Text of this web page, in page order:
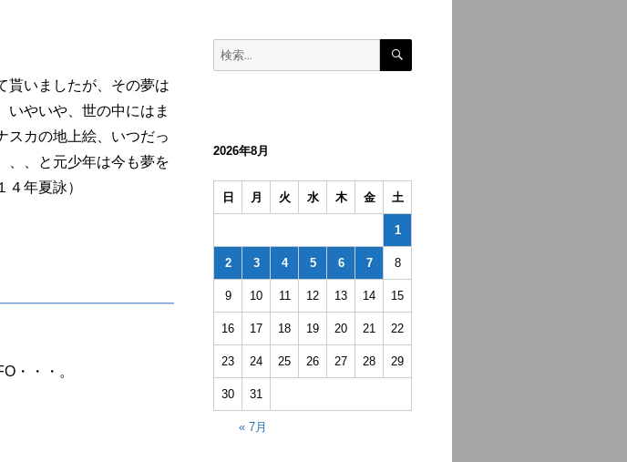
貰いましたが、その夢は
いやいや、世の中にはま
スカの地上絵、いつだっ
、、と元少年は今も夢を
年夏詠）
・・・。
検
検
2026年8月
日 月 火 水 木 金 土
1
2 3 4 5 6 7 8
9 10 11 12 13 14 15
16 17 18 19 20 21 22
23 24 25 26 27 28 29
30 31
« 7月